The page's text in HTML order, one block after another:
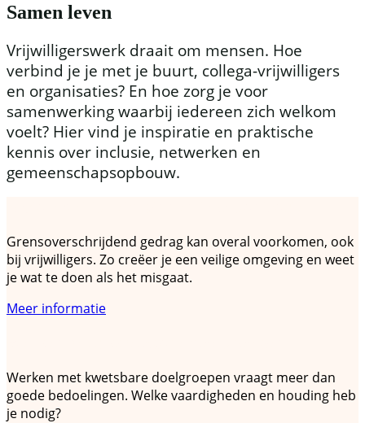
Samen leven
Vrijwilligerswerk draait om mensen. Hoe
verbind je je met je buurt, collega-vrijwilligers
en organisaties? En hoe zorg je voor
samenwerking waarbij iedereen zich welkom
voelt? Hier vind je inspiratie en praktische
kennis over inclusie, netwerken en
gemeenschapsopbouw.
Grensoverschrijdend gedrag kan overal voorkomen, ook
bij vrijwilligers. Zo creëer je een veilige omgeving en weet
je wat te doen als het misgaat.
Meer informatie
Werken met kwetsbare doelgroepen vraagt meer dan
goede bedoelingen. Welke vaardigheden en houding heb
je nodig?